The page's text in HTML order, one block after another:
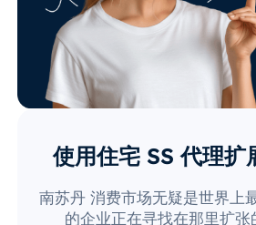
使用住宅 SS 代理扩
南苏丹 消费市场无疑是世界上
的企业正在寻找在那里扩张